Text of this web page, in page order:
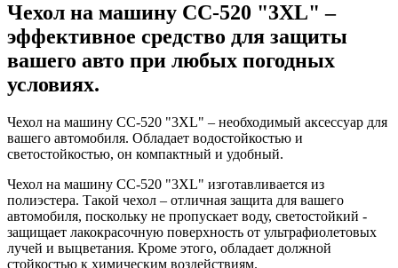
Чехол на машину CC-520 "3XL" –
эффективное средство для защиты
вашего авто при любых погодных
условиях.
Чехол на машину CC-520 "3XL" – необходимый аксессуар для
вашего автомобиля. Обладает водостойкостью и
светостойкостью, он компактный и удобный.
Чехол на машину CC-520 "3XL" изготавливается из
полиэстера. Такой чехол – отличная защита для вашего
автомобиля, поскольку не пропускает воду, светостойкий -
защищает лакокрасочную поверхность от ультрафиолетовых
лучей и выцветания. Кроме этого, обладает должной
стойкостью к химическим воздействиям.